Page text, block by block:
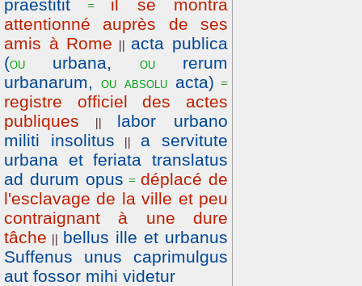
praestitit = il se montra
attentionné auprès de ses
amis à Rome || acta publica
(ou urbana, ourerum
urbanarum, ou absolu acta) =
registre officiel des actes
publiques
||
labor urbano
militi insolitus
||
a servitute
urbana et feriata translatus
ad durum opus = déplacé de
l'esclavage de la ville et peu
contraignant à une dure
tâche || bellus ille et urbanus
Suffenus unus caprimulgus
aut fossor mihi videtur